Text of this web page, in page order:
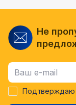
Не
Подтверждаю